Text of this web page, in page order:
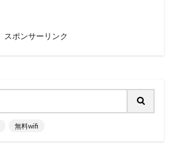
スポンサーリンク
無料wifi